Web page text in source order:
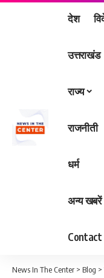
देश
उत्तराखंड
राज्य
राजनीती
धर्म
अन्य खबरें
Contact
News In The Center > Blog >